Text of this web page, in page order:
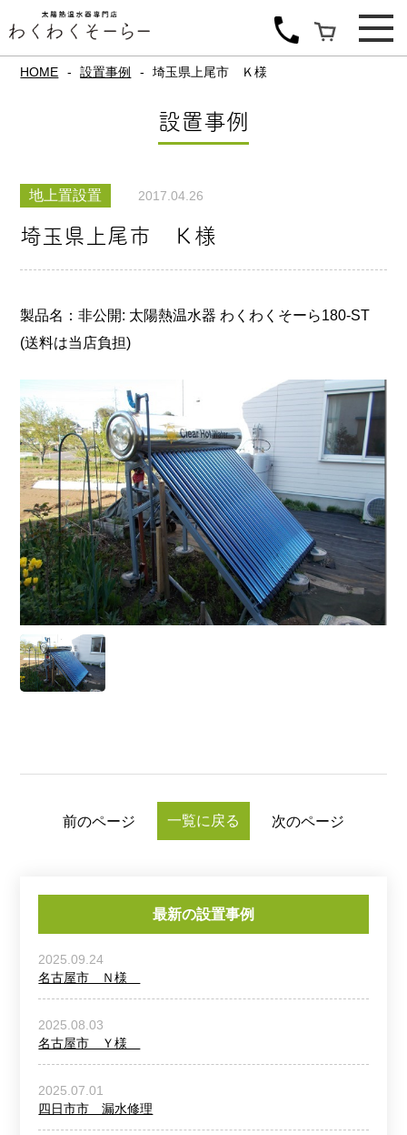
HOME 設置事例 埼玉県上尾市 Ｋ様
設置事例
地上置設置 2017.04.26
埼玉県上尾市 Ｋ様
製品名：非公開: 太陽熱温水器 わくわくそーら180-ST
(送料は当店負担)
前のページ 一覧に戻る 次のページ
最新の設置事例
2025.09.24
名古屋市 Ｎ様
2025.08.03
名古屋市 Ｙ様
2025.07.01
四日市市 漏水修理